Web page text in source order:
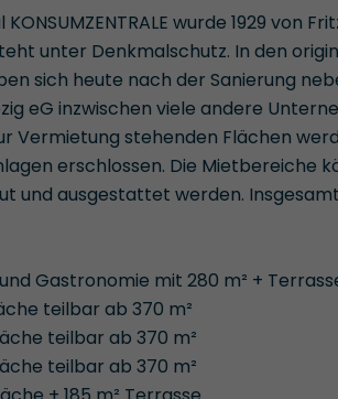
wurde 1929 von
unter Denkmalschutz. In den
sich heute nach der Sanierung
eG inzwischen viele andere
Vermietung stehenden Flächen
erschlossen. Die Mietbereiche
und ausgestattet werden.
Gastronomie mit 280 m² +
teilbar ab 370 m²
teilbar ab 370 m²
teilbar ab 370 m²